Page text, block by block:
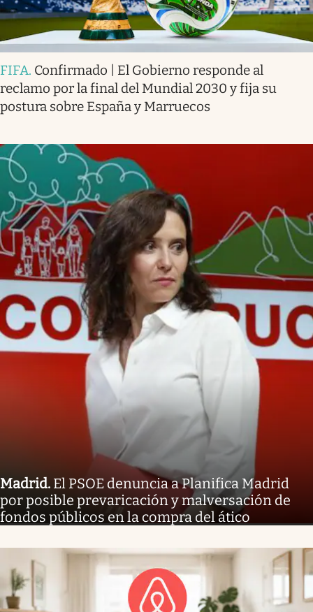
FIFA. Confirmado | El Gobierno responde al
reclamo por la final del Mundial 2030 y fija su
postura sobre España y Marruecos
Madrid. El PSOE denuncia a Planifica Madrid
por posible prevaricación y malversación de
fondos públicos en la compra del ático